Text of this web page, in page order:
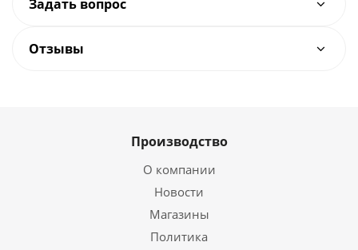
Задать вопрос
Отзывы
Производство
О компании
Новости
Магазины
Политика